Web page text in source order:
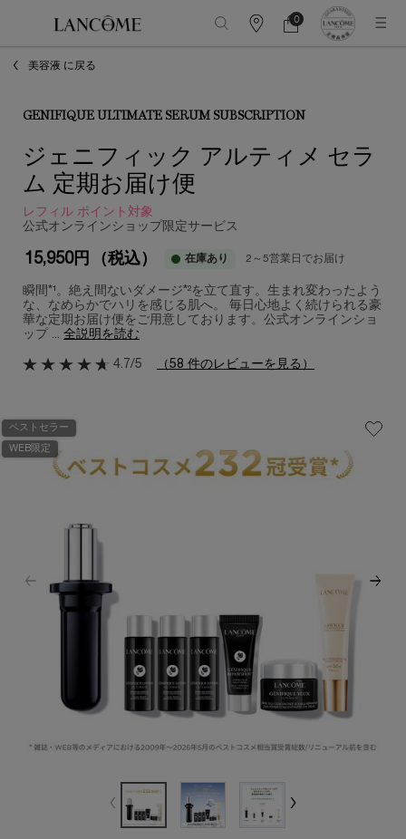
カ
報
カ
ー
0
0 カート内の製品
美容液 に戻る
GENIFIQUE ULTIMATE SERUM SUBSCRIPTION
ジェニフィック アルティメ セラ
ム 定期お届け便
レフィル ポイント対象
公式オンラインショップ限定サービス
15,950円 （税込） 在庫あり 2～5営業日でお届け
瞬間*¹。絶え間ないダメージ*²を立て直す。生まれ変わったよう
な、なめらかでハリを感じる肌へ。 毎日心地よく続けられる豪
華な定期お届け便をご用意しております。公式オンラインショ
ップ ... 全説明を読む
4.7/5 （58 件のレビューを見る）
ベストセラー
WEB限定